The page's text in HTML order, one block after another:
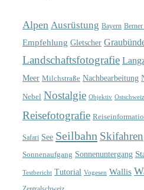
Alpen Ausrüstung Bayern
Empfehlung Gletscher
Landschaftsfotografie
Meer Milchstraße Nachbearbeitung
Nebel Nostalgie Objektiv Ostschweiz
Reisefotografie
Safari See Seilbahn Skifahren
Sonnenaufgang Sonnenuntergang
Testbericht Tutorial Vogesen Wallis